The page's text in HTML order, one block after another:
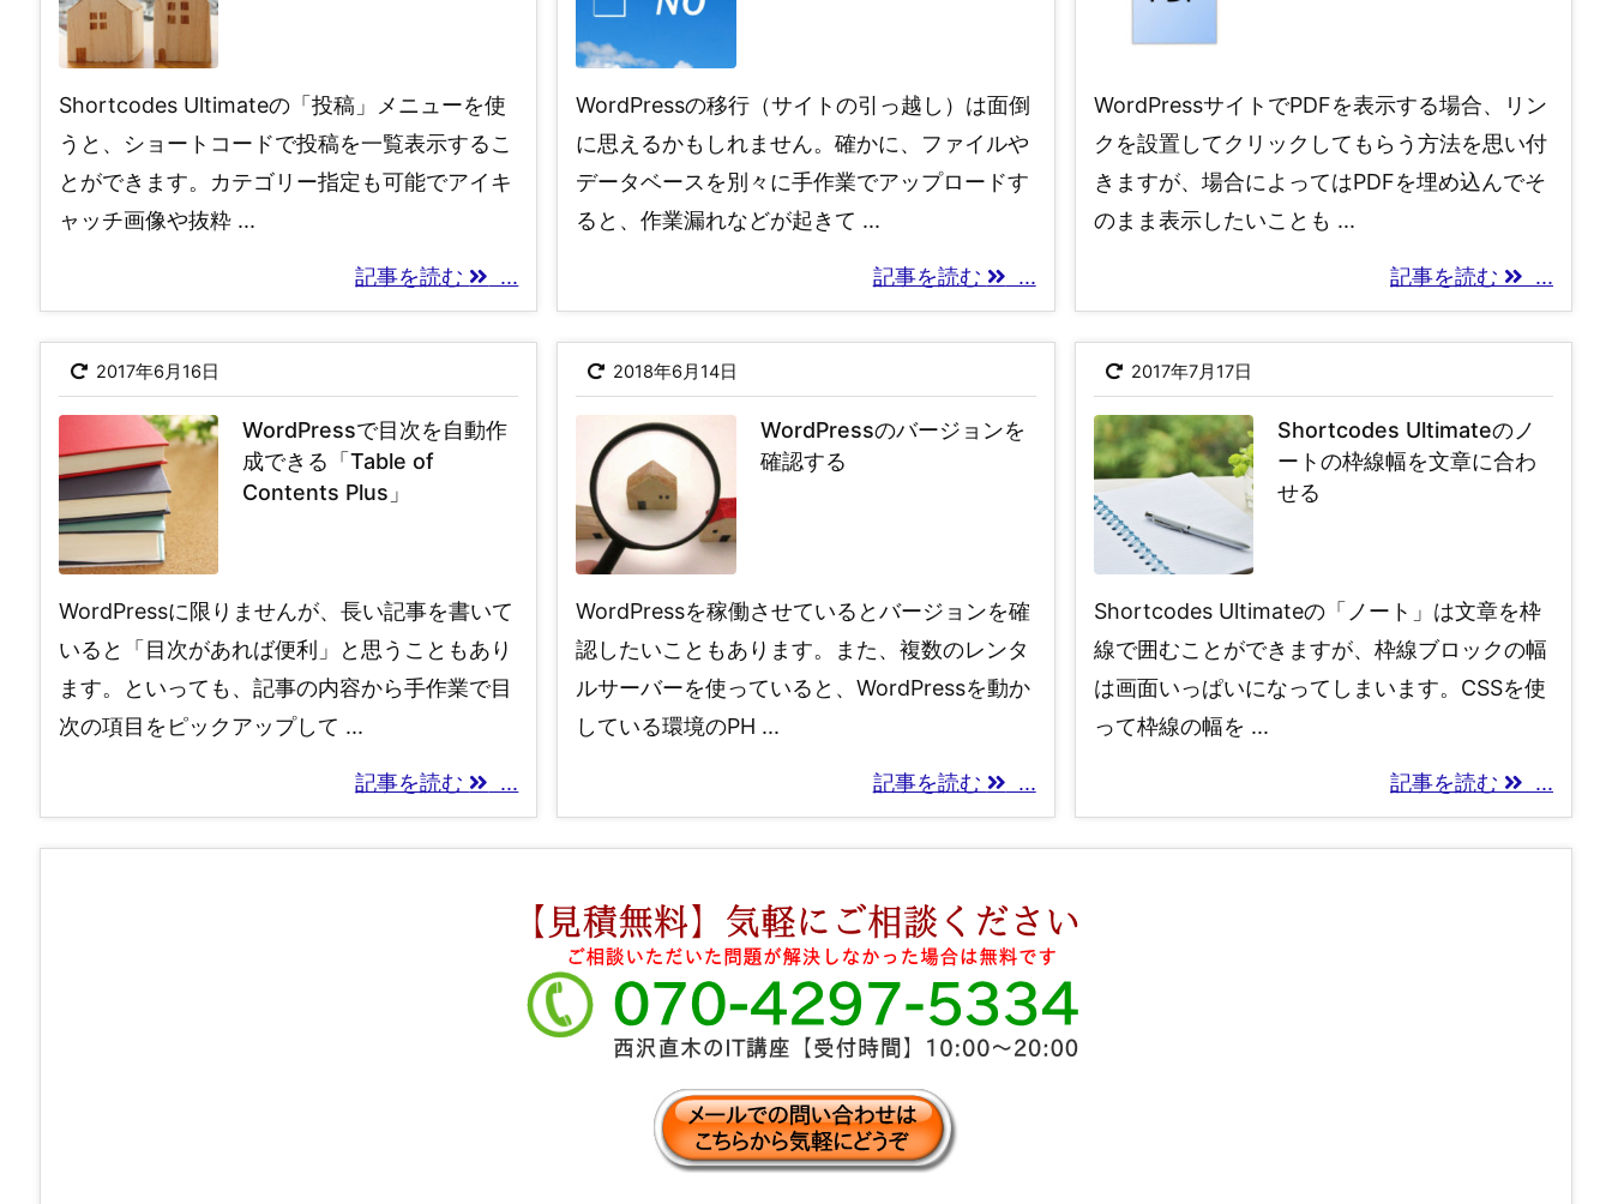
Shortcodes Ultimateの「投稿」メニューを使
うと、ショートコードで投稿を一覧表示するこ
とができます。カテゴリー指定も可能でアイキ
ャッチ画像や抜粋 ...
記事を読む ...
WordPressの移行（サイトの引っ越し）は面倒
に思えるかもしれません。確かに、ファイルや
データベースを別々に手作業でアップロードす
ると、作業漏れなどが起きて ...
記事を読む ...
WordPressサイトでPDFを表示する場合、リン
クを設置してクリックしてもらう方法を思い付
きますが、場合によってはPDFを埋め込んでそ
のまま表示したいことも ...
記事を読む ...
2017年6月16日
WordPressで目次を自動作
成できる「Table of
Contents Plus」
WordPressに限りませんが、長い記事を書いて
いると「目次があれば便利」と思うこともあり
ます。といっても、記事の内容から手作業で目
次の項目をピックアップして ...
記事を読む ...
2018年6月14日
WordPressのバージョンを
確認する
WordPressを稼働させているとバージョンを確
認したいこともあります。また、複数のレンタ
ルサーバーを使っていると、WordPressを動か
している環境のPH ...
記事を読む ...
2017年7月17日
Shortcodes Ultimateのノ
ートの枠線幅を文章に合わ
せる
Shortcodes Ultimateの「ノート」は文章を枠
線で囲むことができますが、枠線ブロックの幅
は画面いっぱいになってしまいます。CSSを使
って枠線の幅を ...
記事を読む ...